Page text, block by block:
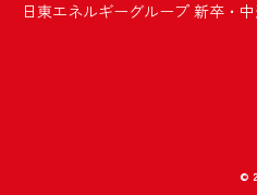
日東エネルギーグループ 新卒・
©